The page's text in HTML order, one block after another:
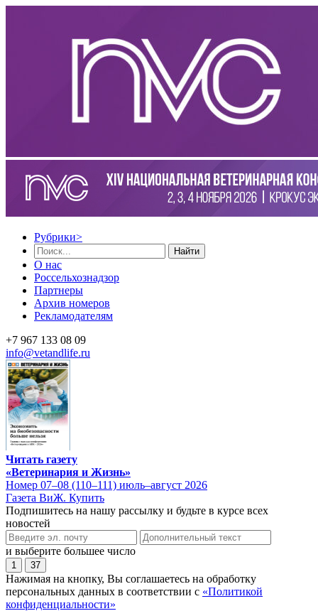
Рубрики>
Найти
О нас
Россельхознадзор
Партнеры
Архив номеров
Рекламодателям
+7 967 133 08 09
info@vetandlife.ru
Читать газету
«Ветеринария и Жизнь»
Номер 07–08 (110–111) июль–август 2026
Газета ВиЖ. Купить
Подпишитесь на нашу рассылку и будьте в курсе всех
новостей
и выберите большее число
1 37
Нажимая на кнопку, Вы соглашаетесь на обработку
персональных данных в соответствии с «Политикой
конфиденциальности»